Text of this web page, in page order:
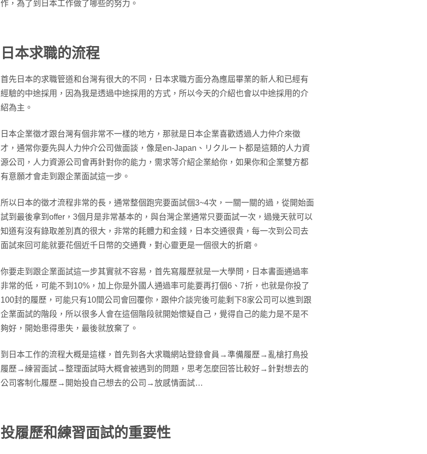
作，為了到日本工作做了哪些的努力。
日本求職的流程
首先日本的求職管道和台灣有很大的不同，日本求職方面分為應屆畢業的新人和已經有
經驗的中途採用，因為我是透過中途採用的方式，所以今天的介紹也會以中途採用的介
紹為主。
日本企業徵才跟台灣有個非常不一樣的地方，那就是日本企業喜歡透過人力仲介來徵
才，通常你要先與人力仲介公司做面談，像是en-Japan、リクルート都是這類的人力資
源公司，人力資源公司會再針對你的能力，需求等介紹企業給你，如果你和企業雙方都
有意願才會走到跟企業面試這一步。
所以日本的徵才流程非常的長，通常整個跑完要面試個3~4次，一關一關的過，從開始面
試到最後拿到offer，3個月是非常基本的，與台灣企業通常只要面試一次，過幾天就可以
知道有沒有錄取差別真的很大，非常的耗體力和金錢，日本交通很貴，每一次到公司去
面試來回可能就要花個近千日幣的交通費，對心靈更是一個很大的折磨。
你要走到跟企業面試這一步其實就不容易，首先寫履歷就是一大學問，日本書面通過率
非常的低，可能不到10%，加上你是外國人通過率可能要再打個6、7折，也就是你投了
100封的履歷，可能只有10間公司會回覆你，跟仲介談完後可能剩下8家公司可以進到跟
企業面試的階段，所以很多人會在這個階段就開始懷疑自己，覺得自己的能力是不是不
夠好，開始患得患失，最後就放棄了。
到日本工作的流程大概是這樣，首先到各大求職網站登錄會員→準備履歷→亂槍打鳥投
履歷→練習面試→整理面試時大概會被遇到的問題，思考怎麼回答比較好→針對想去的
公司客制化履歷→開始投自己想去的公司→放感情面試…
投履歷和練習面試的重要性